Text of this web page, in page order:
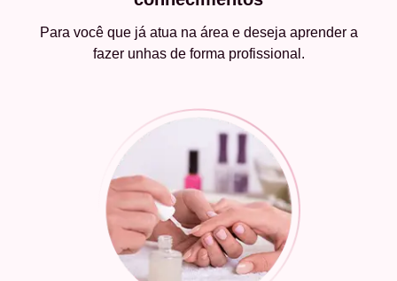
Para você que já atua na área e deseja aprender a
fazer unhas de forma profissional.